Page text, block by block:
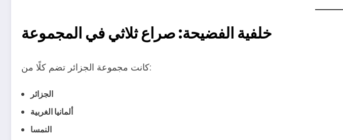
خلفية الفضيحة: صراع ثلاثي في المجموعة
كانت مجموعة الجزائر تضم كلًا من:
الجزائر
ألمانيا الغربية
النمسا